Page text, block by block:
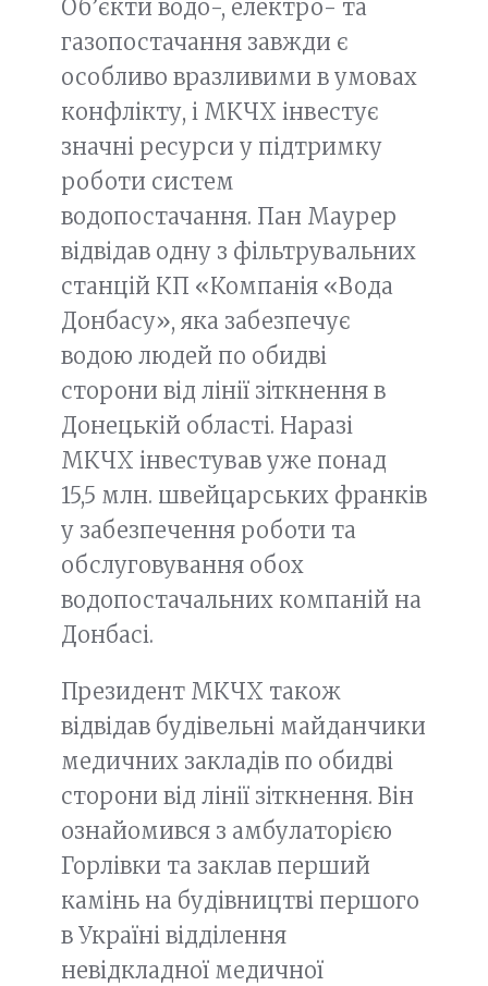
Об’єкти водо-, електро- та
газопостачання завжди є
особливо вразливими в умовах
конфлікту, і МКЧХ інвестує
значні ресурси у підтримку
роботи систем
водопостачання. Пан Маурер
відвідав одну з фільтрувальних
станцій КП «Компанія «Вода
Донбасу», яка забезпечує
водою людей по обидві
сторони від лінії зіткнення в
Донецькій області. Наразі
МКЧХ інвестував уже понад
15,5 млн. швейцарських франків
у забезпечення роботи та
обслуговування обох
водопостачальних компаній на
Донбасі.
Президент МКЧХ також
відвідав будівельні майданчики
медичних закладів по обидві
сторони від лінії зіткнення. Він
ознайомився з амбулаторією
Горлівки та заклав перший
камінь на будівництві першого
в Україні відділення
невідкладної медичної